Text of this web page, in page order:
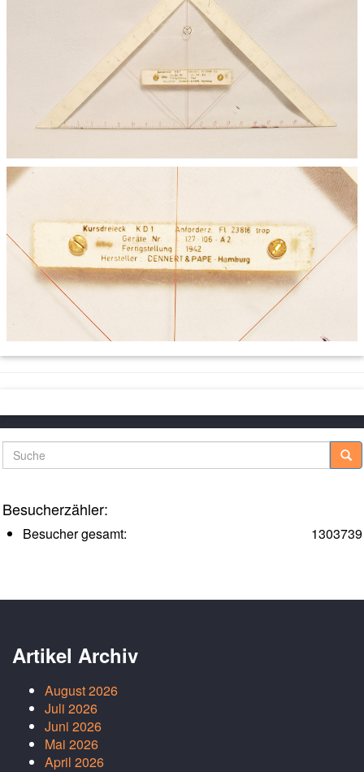
Suche
Besucherzähler:
1303739
Besucher gesamt:
Artikel Archiv
August 2026
Juli 2026
Juni 2026
Mai 2026
April 2026